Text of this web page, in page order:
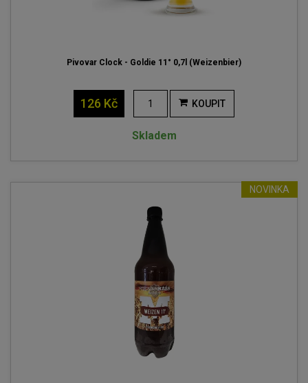
Pivovar Clock - Goldie 11° 0,7l (Weizenbier)
126 Kč KOUPIT
Skladem
NOVINKA